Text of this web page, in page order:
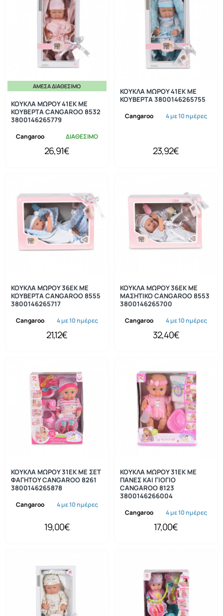
ΆΜΕΣΑ ΔΙΑΘΈΣΙΜΟ
Cangaroo ΔΙΑΘΕΣΙΜΟ
ΚΟΥΚΛΑ ΜΩΡΟΥ 41ΕΚ ΜΕ
ΚΟΥΒΕΡΤΑ CANGAROO 8532
3800146265779
26,91€
Cangaroo 4 με 10 ημέρες
ΚΟΥΚΛΑ ΜΩΡΟΥ 41ΕΚ ΜΕ
ΚΟΥΒΕΡΤΑ 3800146265755
23,92€
Cangaroo 4 με 10 ημέρες
ΚΟΥΚΛΑ ΜΩΡΟΥ 36ΕΚ ΜΕ
ΚΟΥΒΕΡΤΑ CANGAROO 8555
3800146265717
21,12€
Cangaroo 4 με 10 ημέρες
ΚΟΥΚΛΑ ΜΩΡΟΥ 36ΕΚ ΜΕ
ΜΑΣΗΤΙΚΟ CANGAROO 8553
3800146265700
32,40€
Cangaroo 4 με 10 ημέρες
ΚΟΥΚΛΑ ΜΩΡΟΥ 31ΕΚ ΜΕ ΣΕΤ
ΦΑΓΗΤΟΥ CANGAROO 8261
3800146265878
19,00€
Cangaroo 4 με 10 ημέρες
ΚΟΥΚΛΑ ΜΩΡΟΥ 31ΕΚ ΜΕ
ΠΑΝΕΣ ΚΑΙ ΓΙΟΓΙΟ
CANGAROO 8123
3800146266004
17,00€